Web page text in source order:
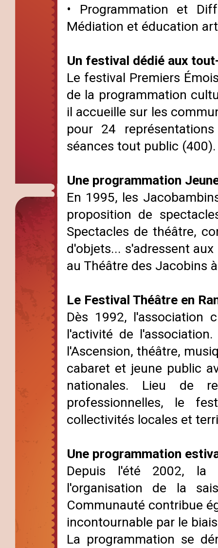
• Programmation et
Médiation et éducation
Un festival dédié aux
Le festival Premiers
de la programmation
il accueille sur les
pour 24
séances tout public (400).
Une programmation
En 1995, les
proposition de
Spectacles de théâtre,
d'objets... s'adressent
au Théâtre des Jacobins
Le Festival Théâtre en
Dès 1992, l'association
l'activité de
l'Ascension, théâtre,
cabaret et jeune public
nationales. Lieu de
professionnelles, le
collectivités locales et
Une programmation
Depuis l'été 2002, la
l'organisation de la
Communauté contribue
incontournable par le
La programmation se